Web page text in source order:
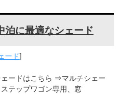
泊に最適なシェード
ード]
ードはこちら ⇒マルチシェー
テップワゴン専用、窓